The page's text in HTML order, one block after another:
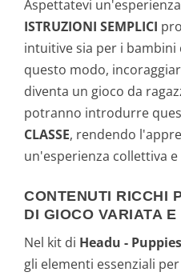
Aspettatevi
ISTRUZIONI SEMPLICI
intuitive sia per i bambini
questo modo,
diventa un gioco da
potranno introdurre
CLASSE, rendendo
un'esperienza collettiva e
CONTENUTI RICCHI
DI GIOCO VARIATA
Nel kit di Headu -
gli elementi essenziali